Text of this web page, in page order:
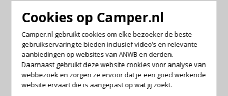
Cookies op Camper.nl
Camper.nl gebruikt cookies om elke bezoeker de beste
gebruikservaring te bieden inclusief video’s en relevante
aanbiedingen op websites van ANWB en derden.
Daarnaast gebruikt deze website cookies voor analyse van
webbezoek en zorgen ze ervoor dat je een goed werkende
website ervaart die is aangepast op wat jij zoekt.